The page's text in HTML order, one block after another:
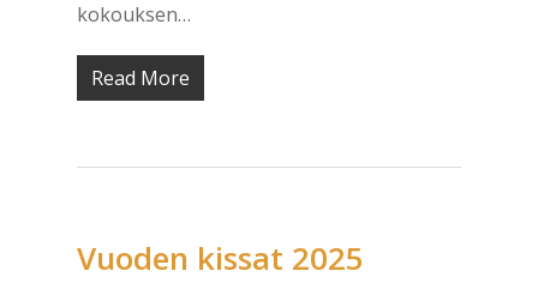
kokouksen…
Read More
Vuoden kissat 2025